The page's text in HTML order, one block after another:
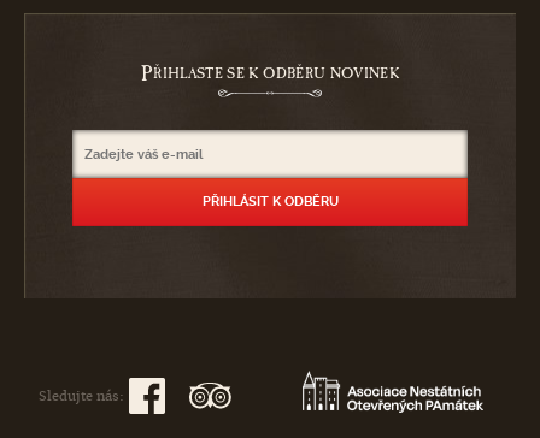
PŘIHLASTE SE K ODBĚRU NOVINEK
Sledujte nás: